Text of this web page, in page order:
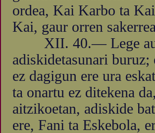
ordea, Kai Karbo ta
Kai, gaur orren
XII. 40.— Lege au,
adiskidetasunari buruz;
ez dagigun ere ura
ta onartu ez ditekena
aitzikoetan, adiskide
ere, Fani ta Eskebola,